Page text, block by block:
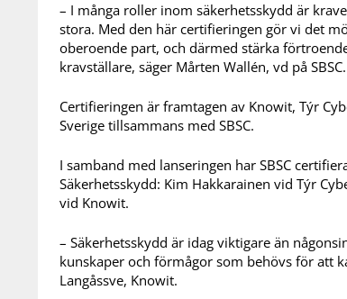
– I många roller inom säkerhetsskydd är
stora. Med den här certifieringen gör vi det
oberoende part, och därmed stärka
kravställare, säger Mårten Wallén, vd på SBSC.
Certifieringen är framtagen av Knowit, Týr
Sverige tillsammans med SBSC.
I samband med lanseringen har SBSC
Säkerhetsskydd: Kim Hakkarainen vid Týr
vid Knowit.
– Säkerhetsskydd är idag viktigare än
kunskaper och förmågor som behövs för att
Langåssve, Knowit.